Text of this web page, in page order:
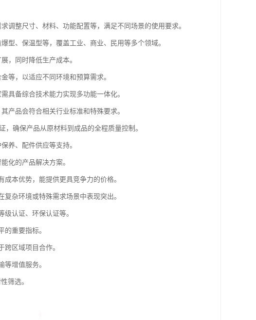
调整尺寸、材料、功能配置等，满足不同场景的使用要求。
型、保温型等，覆盖工业、商业、民用等多个领域。
，同时降低生产成本。
等，以适应不同环境和预算需求。
具备综合技术能力实现多功能一体化。
产品会符合相关行业标准和特殊要求。
确保产品从原材料到成品的全程质量控制。
养、配件供应等支持。
化的产品解决方案。
本优势，能提供更具竞争力的价格。
杂环境或特殊需求场景中表现突出。
认证、环保认证等。
重要指标。
区域项目合作。
增值服务。
筛选。